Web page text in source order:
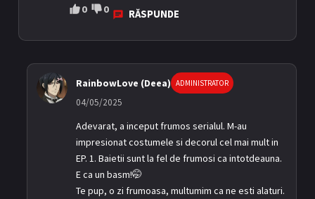
0 0 RĂSPUNDE
RainbowLove (Deea) ADMINISTRATOR
04/05/2025
Adevarat, a inceput frumos serialul. M-au
impresionat costumele si decorul cel mai mult in
EP. 1. Baietii sunt la fel de frumosi ca intotdeauna.
E ca un basm!🤭
Te pup, o zi frumoasa, multumim ca ne esti alaturi.